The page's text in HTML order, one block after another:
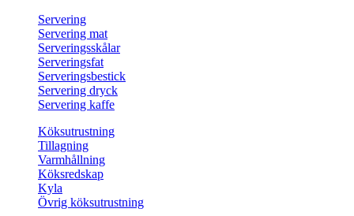
Servering
Servering mat
Serveringsskålar
Serveringsfat
Serveringsbestick
Servering dryck
Servering kaffe
Köksutrustning
Tillagning
Varmhållning
Köksredskap
Kyla
Övrig köksutrustning